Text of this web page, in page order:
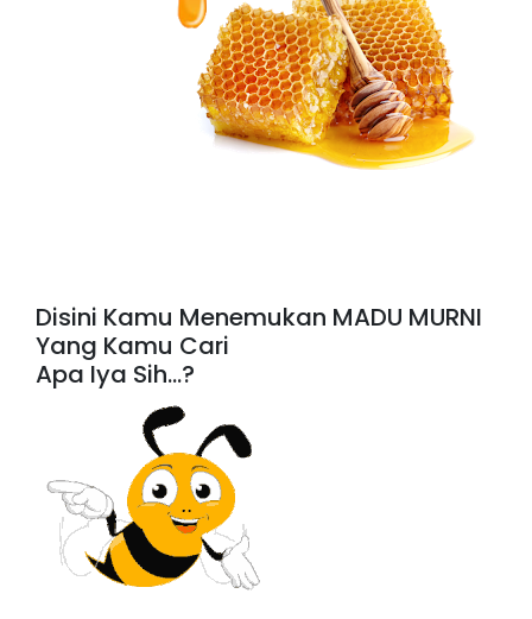
Disini Kamu Menemukan MADU MURNI
Yang Kamu Cari
Apa Iya Sih...?